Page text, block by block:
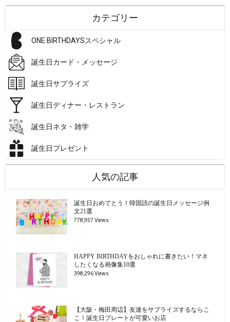
カテゴリー
ONE BIRTHDAYSスペシャル
誕生日カード・メッセージ
誕生日サプライズ
誕生日ディナー・レストラン
誕生日ネタ・雑学
誕生日プレゼント
人気の記事
誕生日おめでとう！韓国語の誕生日メッセージ例
文21選
778,957 Views
HAPPY BIRTHDAYをおしゃれに書きたい！マネ
したくなる画像集10選
398,296 Views
【大阪・梅田周辺】友達をサプライズするならこ
こ！誕生日プレートが可愛いお店